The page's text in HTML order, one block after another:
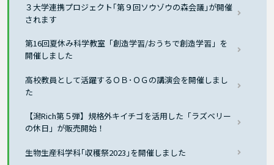
３大学連携プロジェクト｢第９回ソウゾウの森会議｣が開催
されます
第16回夏休み科学教室「創造学習/おうちで創造学習」を
開催しました
高校教員として活躍するＯＢ･ＯＧの講演会を開催しまし
た
【潟Rich第５弾】規格外キイチゴを活用した「ラズベリー
の休日」が販売開始！
生物生産科学科｢収穫祭2023｣を開催しました